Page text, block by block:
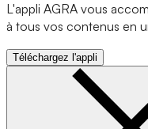
L'appli AGRA vous
à tous vos contenus en
Téléchargez l'appli